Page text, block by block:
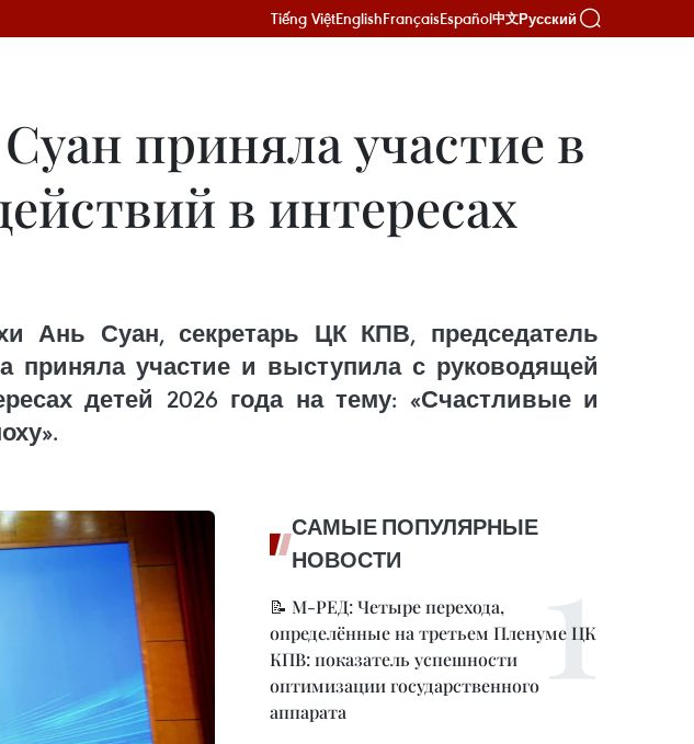
Tiếng ViệtEnglishFrançaisEspañol中文Русский
приняла участие в
в интересах
Ань Суан, секретарь ЦК КПВ, председатель
приняла участие и выступила с руководящей
детей 2026 года на тему: «Счастливые и
САМЫЕ ПОПУЛЯРНЫЕ
НОВОСТИ
📝 М-РЕД: Четыре перехода,
определённые на третьем Пленуме ЦК
КПВ: показатель успешности
оптимизации государственного
аппарата